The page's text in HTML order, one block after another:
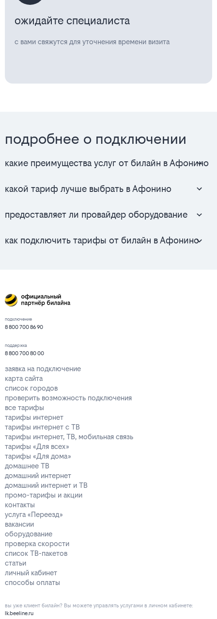
ожидайте специалиста
с вами свяжутся для уточнения времени визита
подробнее о подключении
какие преимущества услуг от билайн в Афонино
какой тариф лучше выбрать в Афонино
предоставляет ли провайдер оборудование
как подключить тарифы от билайн в Афонино
подключение
8 800 700 86 90
поддержка
8 800 700 80 00
заявка на подключение
карта сайта
список городов
проверить возможность подключения
все тарифы
тарифы интернет
тарифы интернет с ТВ
тарифы интернет, ТВ, мобильная связь
тарифы «Для всех»
тарифы «Для дома»
домашнее ТВ
домашний интернет
домашний интернет и ТВ
промо-тарифы и акции
контакты
услуга «Переезд»
вакансии
оборудование
проверка скорости
список ТВ-пакетов
статьи
личный кабинет
способы оплаты
вы уже клиент билайн? Вы можете управлять услугами в личнoм кaбинeтe:
lk.beeline.ru